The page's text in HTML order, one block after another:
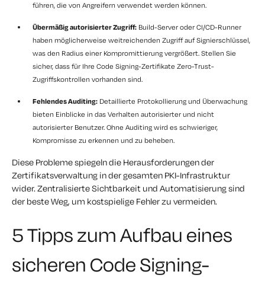
führen, die von Angreifern verwendet werden können.
Übermäßig autorisierter Zugriff: Build-Server oder CI/CD-Runner
haben möglicherweise weitreichenden Zugriff auf Signierschlüssel,
was den Radius einer Kompromittierung vergrößert. Stellen Sie
sicher, dass für Ihre Code Signing-Zertifikate Zero-Trust-
Zugriffskontrollen vorhanden sind.
Fehlendes Auditing: Detaillierte Protokollierung und Überwachung
bieten Einblicke in das Verhalten autorisierter und nicht
autorisierter Benutzer. Ohne Auditing wird es schwieriger,
Kompromisse zu erkennen und zu beheben.
Diese Probleme spiegeln die Herausforderungen der
Zertifikatsverwaltung in der gesamten PKI-Infrastruktur
wider. Zentralisierte Sichtbarkeit und Automatisierung sind
der beste Weg, um kostspielige Fehler zu vermeiden.
5 Tipps zum Aufbau eines
sicheren Code Signing-